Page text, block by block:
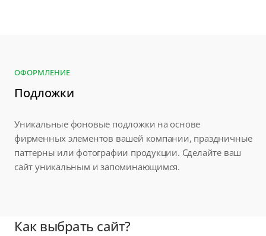
ОФОРМЛЕНИЕ
Подложки
Уникальные фоновые подложки на основе
фирменных элементов вашей компании, праздничные
паттерны или фотографии продукции. Сделайте ваш
сайт уникальным и запоминающимся.
Как выбрать сайт?